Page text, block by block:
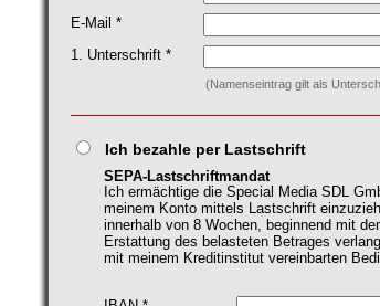
E-Mail *
1. Unterschrift *
(Namenseintrag gilt als
Ich bezahle per Lastschrift
SEPA-Lastschriftmandat
Ich ermächtige die Special Media SDL
meinem Konto mittels Lastschrift
innerhalb von 8 Wochen, beginnend mit
Erstattung des belasteten Betrages
mit meinem Kreditinstitut vereinbarten